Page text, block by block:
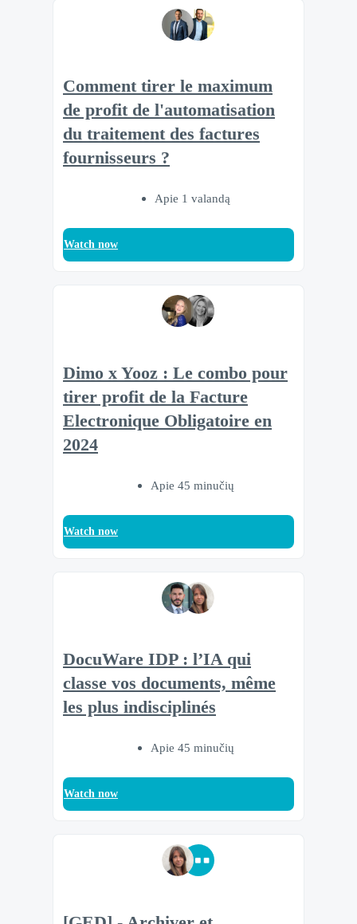
Comment tirer le maximum
de profit de l'automatisation
du traitement des factures
fournisseurs ?
Apie 1 valandą
Watch now
Dimo x Yooz : Le combo pour
tirer profit de la Facture
Electronique Obligatoire en
2024
Apie 45 minučių
Watch now
DocuWare IDP : l’IA qui
classe vos documents, même
les plus indisciplinés
Apie 45 minučių
Watch now